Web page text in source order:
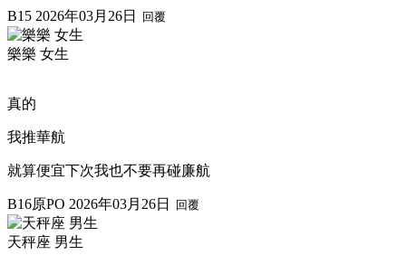
B15 2026年03月26日 回覆
樂樂 女生
真的
我推華航
就算便宜下次我也不要再碰廉航
B16原PO 2026年03月26日 回覆
天秤座 男生